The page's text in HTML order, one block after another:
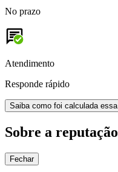
No prazo
Atendimento
Responde rápido
Saiba como foi calculada
Sobre a
Fechar